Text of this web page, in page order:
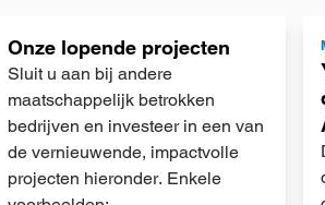
Onze lopende projecten
Sluit u aan bij andere
maatschappelijk betrokken
bedrijven en investeer in een van
de vernieuwende, impactvolle
projecten hieronder. Enkele
meer